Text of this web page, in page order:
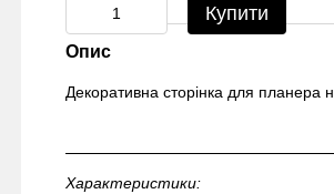
Купити
Опис
Декоративна сторінка для планера
Характеристики: